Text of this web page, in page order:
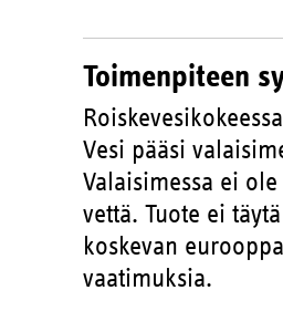
Toimenpiteen
Vesi pääsi
Valaisimessa ei
vettä. Tuote ei
koskevan
vaatimuksia.